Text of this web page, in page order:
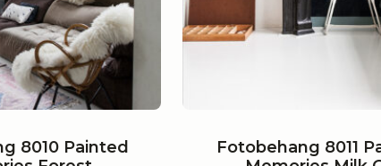
8010 Painted
Fotobehang 8011